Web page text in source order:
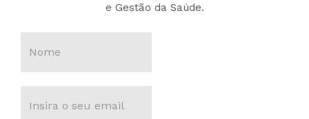
e Gestão da Saúde.